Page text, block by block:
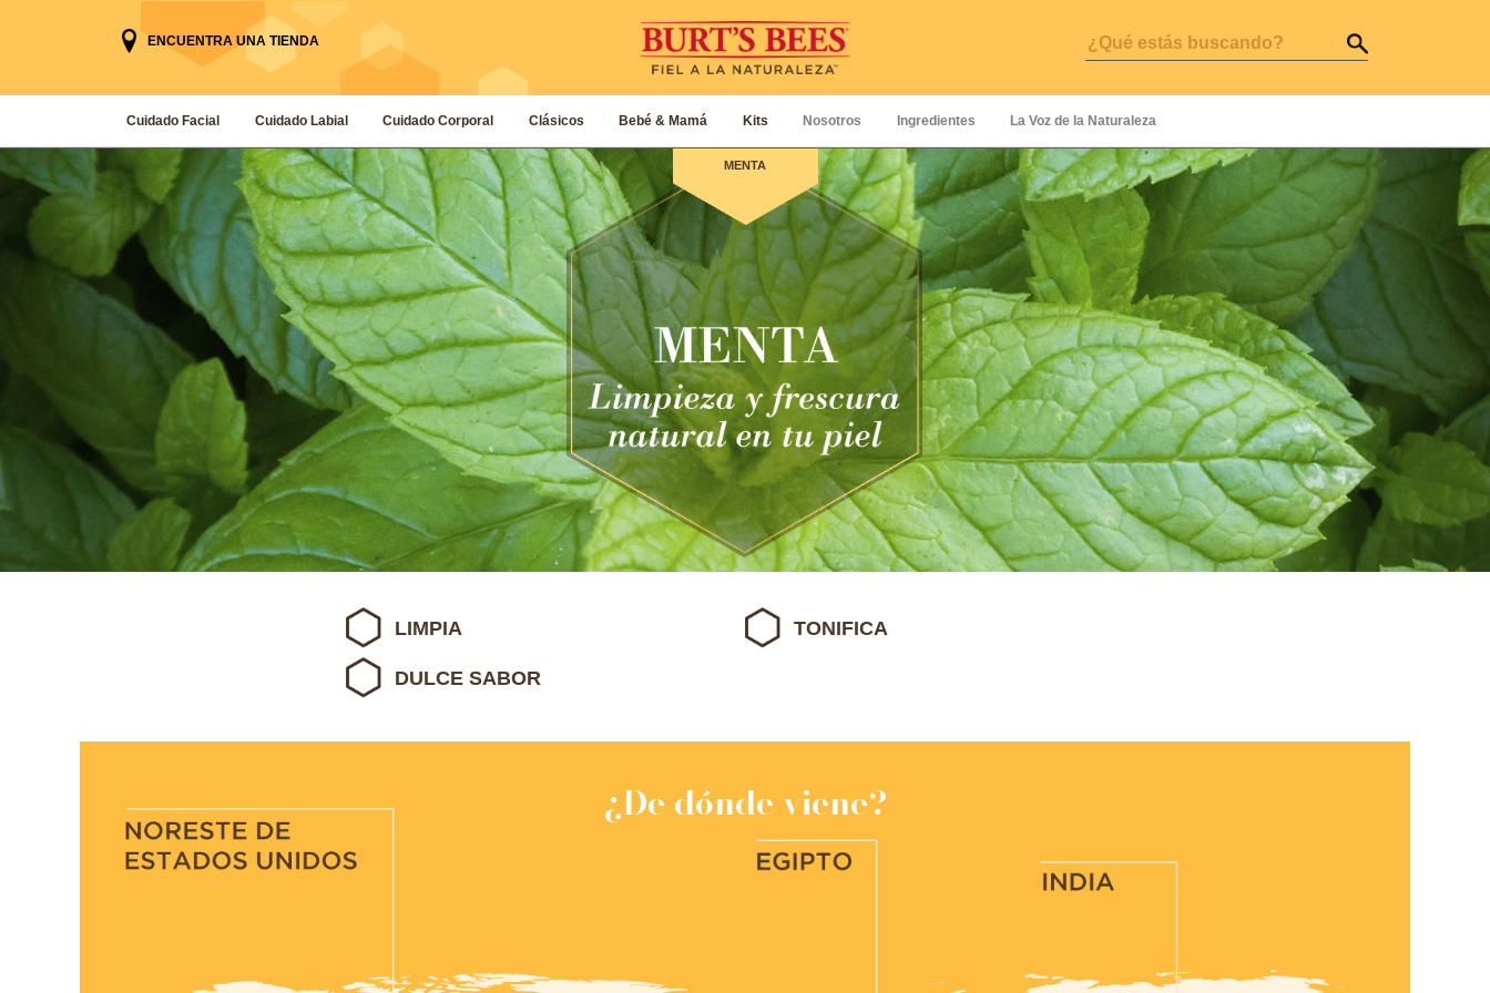
ENCUENTRA UNA TIENDA
Cuidado Facial Cuidado Labial Cuidado Corporal Clásicos Bebé & Mamá Kits Nosotros Ingredientes La Voz de la Naturaleza
MENTA
LIMPIA TONIFICA
DULCE SABOR
¿De dónde viene?